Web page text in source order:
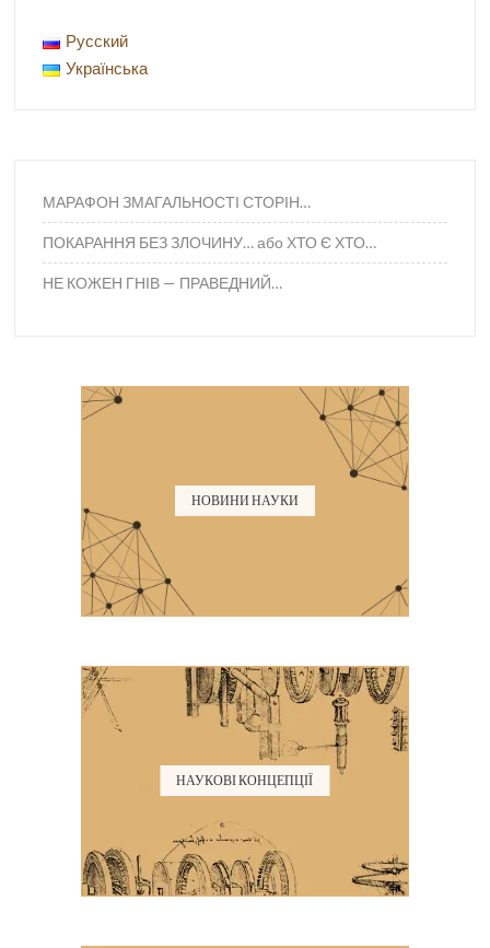
Русский
Українська
МАРАФОН ЗМАГАЛЬНОСТІ СТОРІН…
ПОКАРАННЯ БЕЗ ЗЛОЧИНУ… або ХТО Є ХТО…
НЕ КОЖЕН ГНІВ — ПРАВЕДНИЙ…
НОВИНИ НАУКИ
НАУКОВІ КОНЦЕПЦІЇ